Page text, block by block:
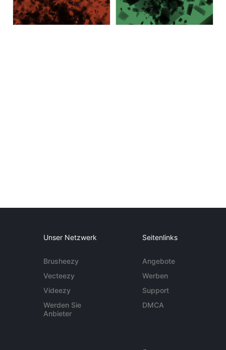
Unser Netzwerk
Brusheezy
Vecteezy
Videezy
Werden Sie
Anbieter
Seitenlinks
Angebote
Werben
Support
DMCA